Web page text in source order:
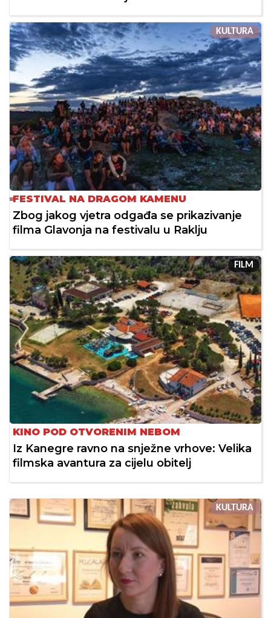
KULTURA
FESTIVAL NA DRAGOM KAMENU
Zbog jakog vjetra odgađa se prikazivanje
filma Glavonja na festivalu u Raklju
FILM
KINO POD OTVORENIM NEBOM
Iz Kanegre ravno na snježne vrhove: Velika
filmska avantura za cijelu obitelj
KULTURA